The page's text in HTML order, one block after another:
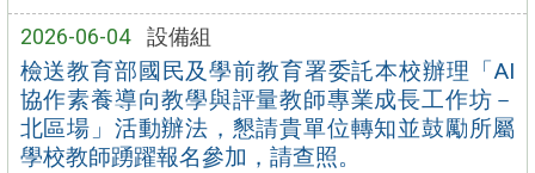
2026-06-04 設備組
檢送教育部國民及學前教育署委託本校辦理「AI
協作素養導向教學與評量教師專業成長工作坊－
北區場」活動辦法，懇請貴單位轉知並鼓勵所屬
學校教師踴躍報名參加，請查照。